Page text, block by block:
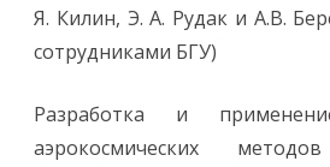
Я. Килин, Э. А. Рудак и А.В.
сотрудниками БГУ)
Разработка и
аэрокосмических